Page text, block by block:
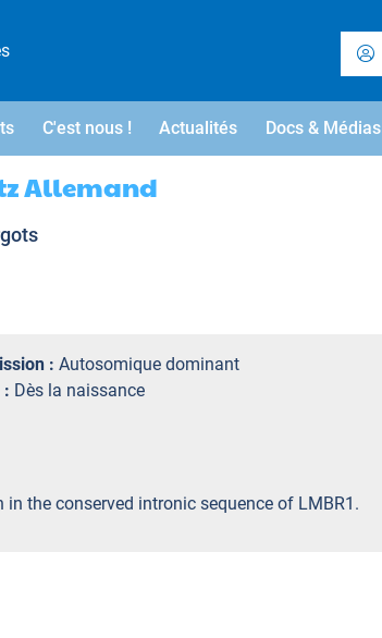
C'est nous ! Actualités Docs & Médias
Allemand
: Autosomique dominant
: Dès la naissance
the conserved intronic sequence of LMBR1.